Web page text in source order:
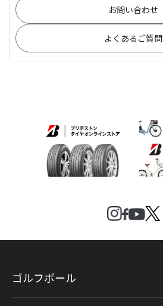
お問い合わせ
よくあるご質問
ゴルフボール